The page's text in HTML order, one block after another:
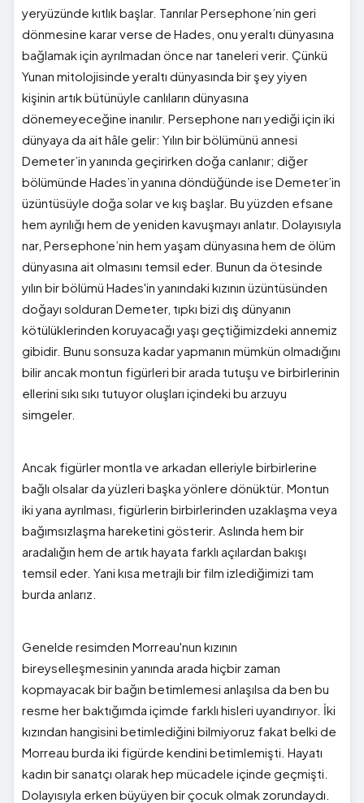
yeryüzünde kıtlık başlar. Tanrılar Persephone’nin geri
dönmesine karar verse de Hades, onu yeraltı dünyasına
bağlamak için ayrılmadan önce nar taneleri verir. Çünkü
Yunan mitolojisinde yeraltı dünyasında bir şey yiyen
kişinin artık bütünüyle canlıların dünyasına
dönemeyeceğine inanılır. Persephone narı yediği için iki
dünyaya da ait hâle gelir: Yılın bir bölümünü annesi
Demeter’in yanında geçirirken doğa canlanır; diğer
bölümünde Hades’in yanına döndüğünde ise Demeter’in
üzüntüsüyle doğa solar ve kış başlar. Bu yüzden efsane
hem ayrılığı hem de yeniden kavuşmayı anlatır. Dolayısıyla
nar, Persephone’nin hem yaşam dünyasına hem de ölüm
dünyasına ait olmasını temsil eder. Bunun da ötesinde
yılın bir bölümü Hades'in yanındaki kızının üzüntüsünden
doğayı solduran Demeter, tıpkı bizi dış dünyanın
kötülüklerinden koruyacağı yaşı geçtiğimizdeki annemiz
gibidir. Bunu sonsuza kadar yapmanın mümkün olmadığını
bilir ancak montun figürleri bir arada tutuşu ve birbirlerinin
ellerini sıkı sıkı tutuyor oluşları içindeki bu arzuyu
simgeler.
Ancak figürler montla ve arkadan elleriyle birbirlerine
bağlı olsalar da yüzleri başka yönlere dönüktür. Montun
iki yana ayrılması, figürlerin birbirlerinden uzaklaşma veya
bağımsızlaşma hareketini gösterir. Aslında hem bir
aradalığın hem de artık hayata farklı açılardan bakışı
temsil eder. Yani kısa metrajlı bir film izlediğimizi tam
burda anlarız.
Genelde resimden Morreau'nun kızının
bireyselleşmesinin yanında arada hiçbir zaman
kopmayacak bir bağın betimlemesi anlaşılsa da ben bu
resme her baktığımda içimde farklı hisleri uyandırıyor. İki
kızından hangisini betimlediğini bilmiyoruz fakat belki de
Morreau burda iki figürde kendini betimlemişti. Hayatı
kadın bir sanatçı olarak hep mücadele içinde geçmişti.
Dolayısıyla erken büyüyen bir çocuk olmak zorundaydı.